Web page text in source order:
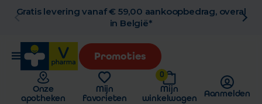
Gratis levering vanaf € 59,00 aankoopbedrag, overal
in België*
Promoties
Onze
apotheken
Mijn
favorieten
0
Mijn
winkelwagen
Aanmelden